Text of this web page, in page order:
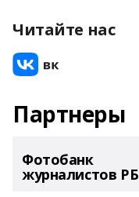
Читайте нас
Партнеры
Фотобанк
журналистов РБ